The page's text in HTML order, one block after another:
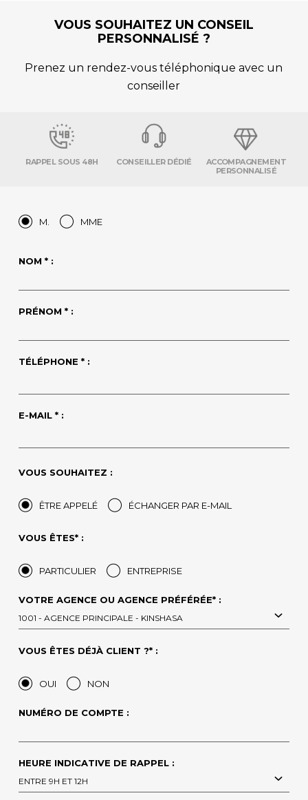
VOUS SOUHAITEZ UN CONSEIL
PERSONNALISÉ ?
Prenez un rendez-vous téléphonique avec un
conseiller
RAPPEL SOUS 48H CONSEILLER DÉDIÉ
ACCOMPAGNEMENT
PERSONNALISÉ
M. MME
NOM * :
PRÉNOM * :
TÉLÉPHONE * :
E-MAIL * :
VOUS SOUHAITEZ :
ÊTRE APPELÉ ÉCHANGER PAR E-MAIL
VOUS ÊTES* :
PARTICULIER ENTREPRISE
VOTRE AGENCE OU AGENCE PRÉFÉRÉE* :
1001 - AGENCE PRINCIPALE - KINSHASA
VOUS ÊTES DÉJÀ CLIENT ?* :
OUI NON
NUMÉRO DE COMPTE :
HEURE INDICATIVE DE RAPPEL :
ENTRE 9H ET 12H